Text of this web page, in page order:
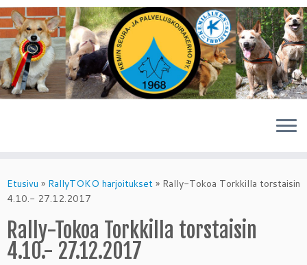
to
content
Etusivu » RallyTOKO harjoitukset » Rally-Tokoa Torkkilla torstaisin
4.10.- 27.12.2017
Rally-Tokoa Torkkilla torstaisin
4.10.- 27.12.2017